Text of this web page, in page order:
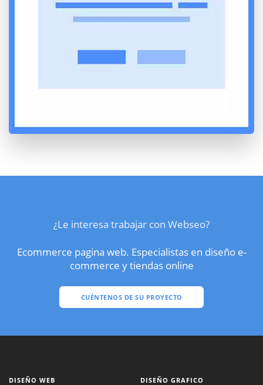
¿Le interesa trabajar con Webseo?
Ecommerce pagina web. Especialistas en diseño e-
commerce y tiendas online
CUÉNTENOS DE SU PROYECTO
DISEÑO WEB DISEÑO GRAFICO